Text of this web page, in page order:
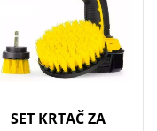
SET KRTAČ ZA